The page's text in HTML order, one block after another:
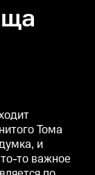
Тома
и
то важное